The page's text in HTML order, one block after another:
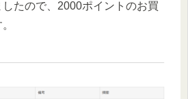
たので、2000ポイントのお買